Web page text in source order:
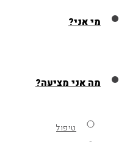
מי אני?
מה אני מציעה?
טיפול